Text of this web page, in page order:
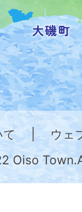
て
ウェ
Oiso